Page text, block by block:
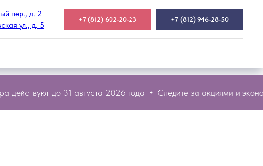
пер., д. 2
ул., д. 5
+7 (812) 602-20-23 +7 (812) 946-28-50
до 31 августа 2026 года Следите за акциями и